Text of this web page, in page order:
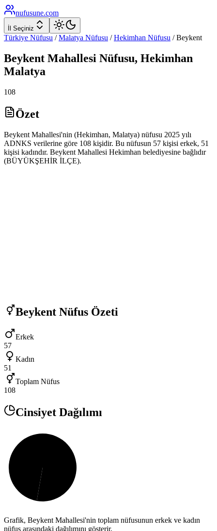
nufusune.com
İl Seçiniz
Türkiye Nüfusu / Malatya Nüfusu / Hekimhan Nüfusu /Beykent
Beykent Mahallesi Nüfusu, Hekimhan
Malatya
108
Özet
Beykent Mahallesi'nin (Hekimhan, Malatya) nüfusu 2025 yılı
ADNKS verilerine göre 108 kişidir. Bu nüfusun 57 kişisi erkek, 51
kişisi kadındır. Beykent Mahallesi Hekimhan belediyesine bağlıdır
(BÜYÜKŞEHİR İLÇE).
Beykent Nüfus Özeti
Erkek
57
Kadın
51
Toplam Nüfus
108
Cinsiyet Dağılımı
Grafik, Beykent Mahallesi'nin toplam nüfusunun erkek ve kadın
nüfus arasındaki dağılımını gösterir.